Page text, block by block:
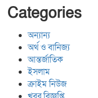
Categories
অন্যান্য
অর্থ ও বানিজ্য
আন্তর্জাতিক
ইসলাম
ক্রাইম নিউজ